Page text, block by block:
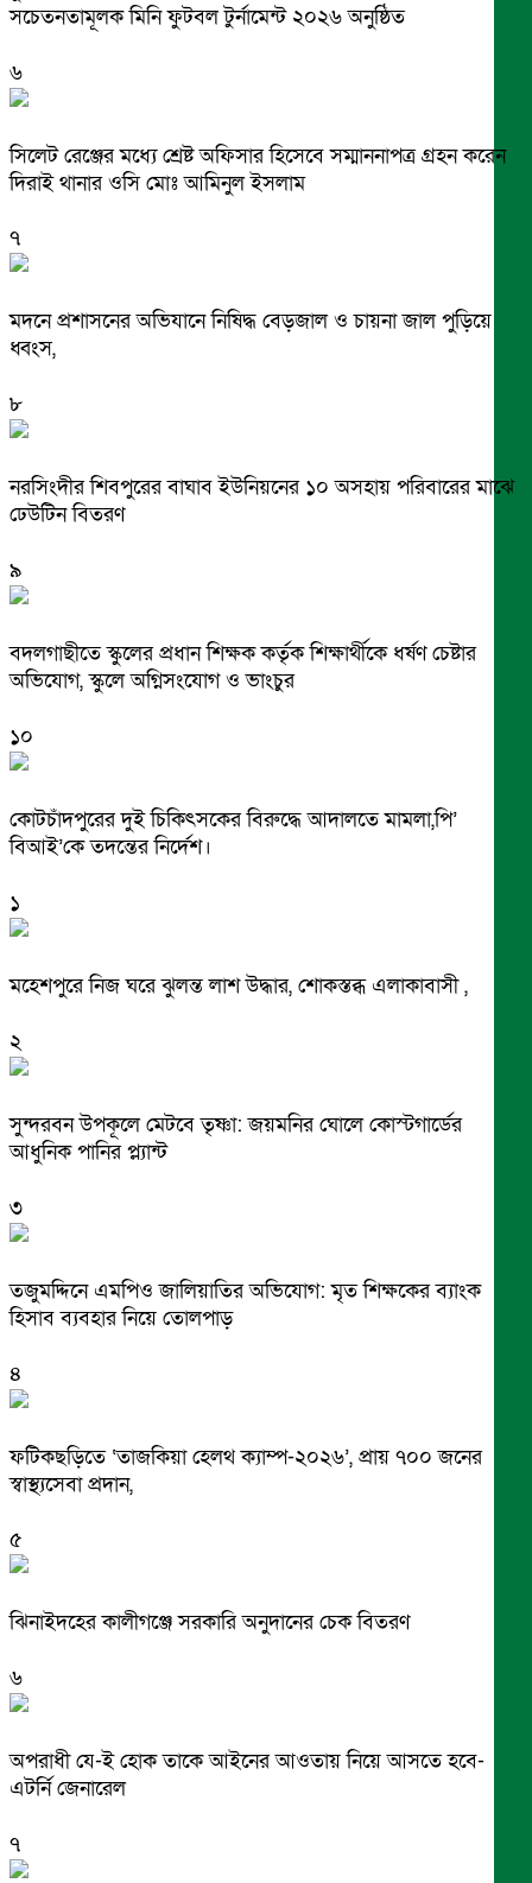
সচেতনতামূলক মিনি ফুটবল টুর্নামেন্ট ২০২৬ অনুষ্ঠিত
৬
সিলেট রেঞ্জের মধ্যে শ্রেষ্ট অফিসার হিসেবে সম্মাননাপত্র গ্রহন করেন
দিরাই থানার ওসি মোঃ আমিনুল ইসলাম
৭
মদনে প্রশাসনের অভিযানে নিষিদ্ধ বেড়জাল ও চায়না জাল পুড়িয়ে
ধ্বংস,
৮
নরসিংদীর শিবপুরের বাঘাব ইউনিয়নের ১০ অসহায় পরিবারের মাঝে
ঢেউটিন বিতরণ
৯
বদলগাছীতে স্কুলের প্রধান শিক্ষক কর্তৃক শিক্ষার্থীকে ধর্ষণ চেষ্টার
অভিযোগ, স্কুলে অগ্নিসংযোগ ও ভাংচুর
১০
কোটচাঁদপুরের দুই চিকিৎসকের বিরুদ্ধে আদালতে মামলা,পি’
বিআই’কে তদন্তের নির্দেশ।
১
মহেশপুরে নিজ ঘরে ঝুলন্ত লাশ উদ্ধার, শোকস্তব্ধ এলাকাবাসী ,
২
সুন্দরবন উপকূলে মেটবে তৃষ্ণা: জয়মনির ঘোলে কোস্টগার্ডের
আধুনিক পানির প্ল্যান্ট
৩
তজুমদ্দিনে এমপিও জালিয়াতির অভিযোগ: মৃত শিক্ষকের ব্যাংক
হিসাব ব্যবহার নিয়ে তোলপাড়
৪
ফটিকছড়িতে ‘তাজকিয়া হেলথ ক্যাম্প-২০২৬’, প্রায় ৭০০ জনের
স্বাস্থ্যসেবা প্রদান,
৫
ঝিনাইদহের কালীগঞ্জে সরকারি অনুদানের চেক বিতরণ
৬
অপরাধী যে-ই হোক তাকে আইনের আওতায় নিয়ে আসতে হবে-
এটর্নি জেনারেল
৭